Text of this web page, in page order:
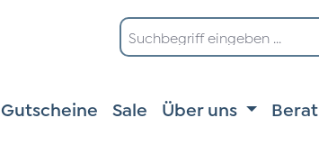
Gutscheine Sale Über uns